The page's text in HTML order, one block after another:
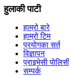
हुलाकी पाटी
हाम्रो बारे
हाम्रो टिम
प्रयोगका सर्त
विज्ञापन
प्राइभेसी
सम्पर्क